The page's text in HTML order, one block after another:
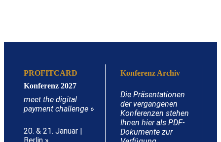
PROFITCARD
Konferenz 2027
meet the digital
payment challenge »
20. & 21. Januar |
Konferenz Archiv
Die Präsentationen
der vergangenen
Konferenzen stehen
Ihnen hier als PDF-
Dokumente zur